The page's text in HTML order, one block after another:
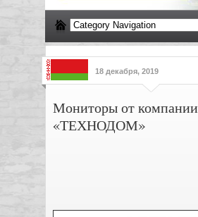
18 декабря, 2019
Мониторы от компании
«ТЕХНОДОМ»